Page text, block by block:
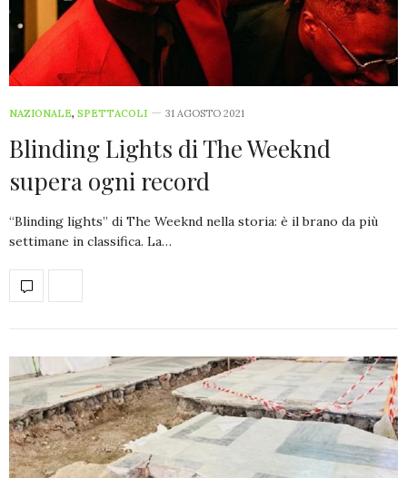
NAZIONALE, SPETTACOLI 31 AGOSTO 2021
Blinding Lights di The Weeknd
supera ogni record
“Blinding lights” di The Weeknd nella storia: è il brano da più
settimane in classifica. La…